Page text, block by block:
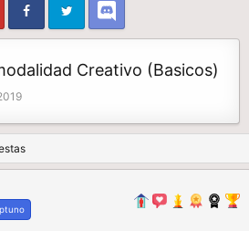
Creativo (Basicos)